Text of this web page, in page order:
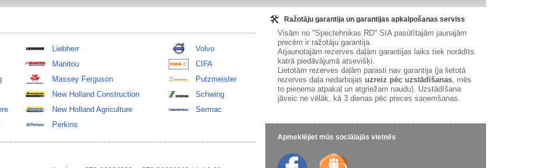
Liebherr
Manitou
Massey Ferguson
New Holland Construction
New Holland Agriculture
Perkins
Volvo
CIFA
Putzmeister
Schwing
Sermac
Ražotāju garantija un garantijas apkalpošanas serviss
Visām no "Spectehnikas RD" SIA pasūtītajām jaunajām
precēm ir ražotāju garantija.
Atjaunotajām rezerves daļām garantijas laiks tiek norādīts
katrā piedāvājumā atsevišķi.
Lietotām rezerves daļām parasti nav garantija (ja lietotā
rezerves daļa nedarbojas uzreiz pēc uzstādīšanas, mēs
to pieņema atpakaļ un atgriežam naudu). Uzstādīšana
jāveic ne vēlāk, kā 3 dienas pēc preces saņemšanas.
Apmeklējiet mūs sociālajās vietnēs